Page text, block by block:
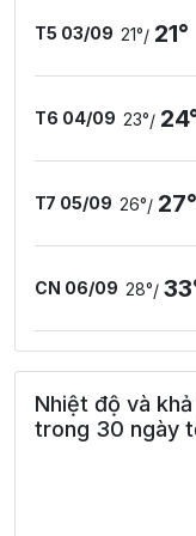
T5 03/09 21°/ 21°
T6 04/09 23°/
T7 05/09 26°/ 27°
CN 06/09 28°/
Nhiệt độ và
trong 30 ngày